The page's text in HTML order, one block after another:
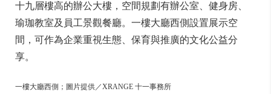
十九層樓高的辦公大樓，空間規劃有辦公室、健身房、
瑜珈教室及員工景觀餐廳。一樓大廳西側設置展示空
間，可作為企業重視生態、保育與推廣的文化公益分
享。
一樓大廳西側；圖片提供／XRANGE 十一事務所